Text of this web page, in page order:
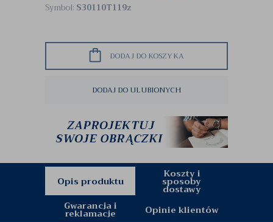
Symbol: S30110T119z
DODAJ DO KOSZYKA
DODAJ DO ULUBIONYCH
Opis produktu
Koszty i
sposoby
dostawy
Gwarancja i
reklamacje Opinie klientów